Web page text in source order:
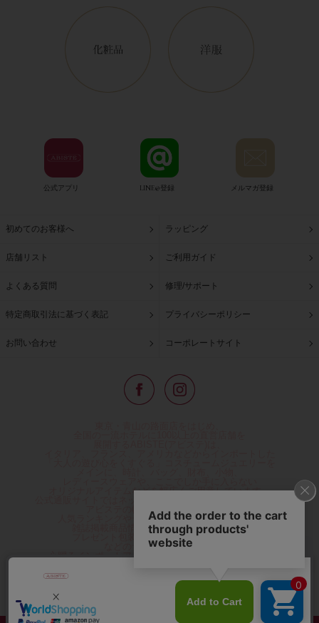
公式アプリ LINE@登録 メルマガ登録
初めてのお客様へ ラッピング
店舗リスト ご利用ガイド
よくある質問 修理/サポート
特定商取引法に基づく表記 プライバシーポリシー
お問い合わせ コーポレートサイト
オリジナルアイテムなどを幅広くご用意しています。
アビステの幅広い商品を取り揃え、
人気ランキングやテレビなどメディア着用商品、
雑誌掲載商品情報を紹介するコンテンツ、
プレゼント包装無料や独自のポイント還元
などのサービスをご提供。
心躍るインポートアクセサリーや時計、小物などで、
夢やときめきを与えられるよう願っています。
◆ギフトラッピング無料/11,000円以上のご注文で送料無料◆